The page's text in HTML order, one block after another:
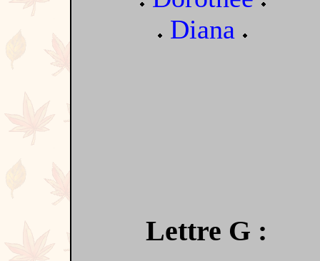
Diana
Lettre G :